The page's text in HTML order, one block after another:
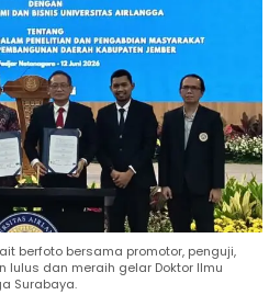
berfoto bersama promotor, penguji,
dan meraih gelar Doktor Ilmu
Surabaya.